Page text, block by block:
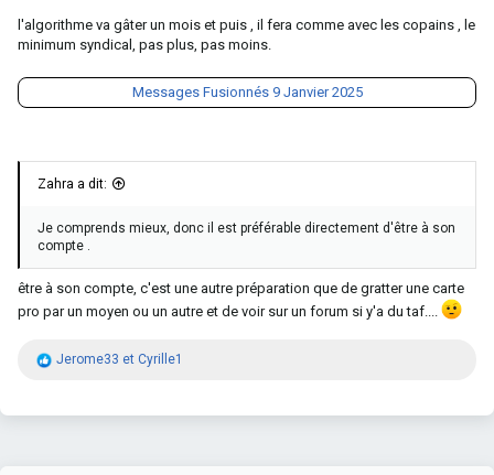
l'algorithme va gâter un mois et puis , il fera comme avec les copains , le
minimum syndical, pas plus, pas moins.
Messages Fusionnés 9 Janvier 2025
Zahra a dit:
Je comprends mieux, donc il est préférable directement d'être à son
compte .
être à son compte, c'est une autre préparation que de gratter une carte
pro par un moyen ou un autre et de voir sur un forum si y'a du taf....
R
Jerome33 et Cyrille1